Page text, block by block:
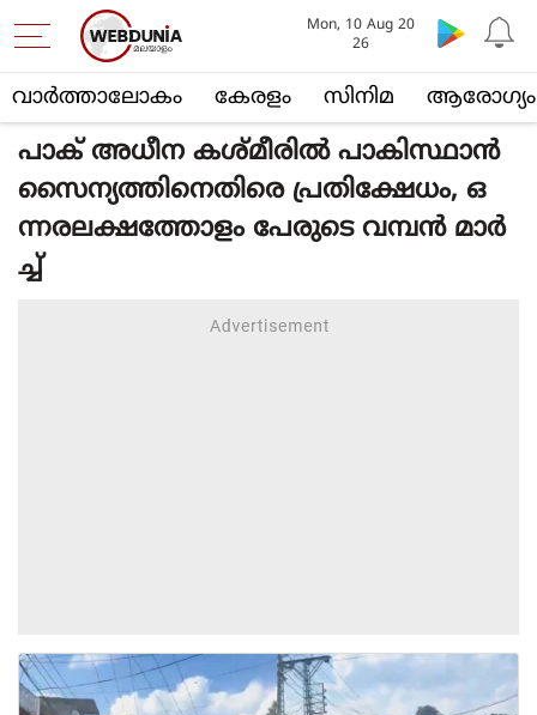
വാര്‍ത്താലോകം കേരളം സിനിമ ആരോഗ്യം
Mon, 10 Aug 20
26
പാക് അധീന കശ്മീരിൽ പാകിസ്ഥാൻ
സൈന്യത്തിനെതിരെ പ്രതിക്ഷേധം, ഒ
ന്നരലക്ഷത്തോളം പേരുടെ വമ്പൻ മാർ
ച്ച്